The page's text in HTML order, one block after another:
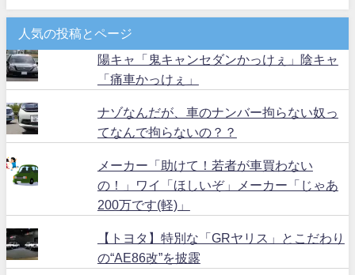
人気の投稿とページ
陽キャ「鬼キャンセダンかっけぇ」陰キャ
「痛車かっけぇ」
ナゾなんだが、車のナンバー拘らない奴っ
てなんで拘らないの？？
メーカー「助けて！若者が車買わない
の！」ワイ「ほしいぞ」メーカー「じゃあ
200万です(軽)」
【トヨタ】特別な「GRヤリス」とこだわり
の“AE86改”を披露